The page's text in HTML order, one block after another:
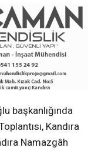
başkanlığında
Kandıra
Namazgâh